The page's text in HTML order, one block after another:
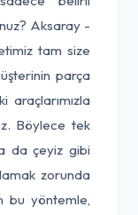
Aksaray -
tam size
parça
araçlarımızla
Böylece tek
da çeyiz gibi
zorunda
bu yöntemle,